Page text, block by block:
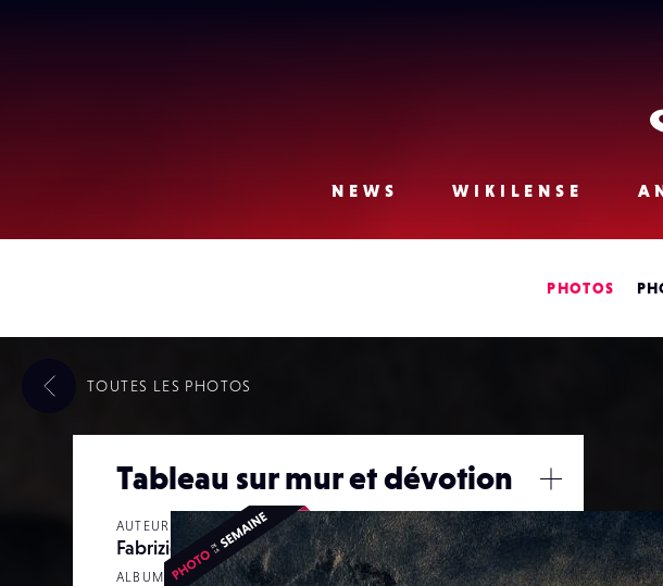
NEWS
WIKILENSE
PHOTOS
Tableau sur mur et dévotion
AUTEUR
Fabrizio
ALBUM
/
Fermer
TOUTES LES PHOTOS